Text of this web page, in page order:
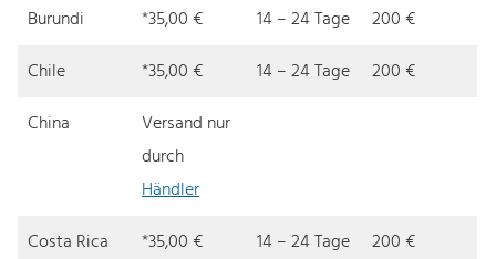
Burundi
*35,00 € 14 – 24 Tage
200 €
Chile
*35,00 € 14 – 24 Tage
200 €
China
Versand nur
durch
Händler
Costa Rica
*35,00 € 14 – 24 Tage
200 €